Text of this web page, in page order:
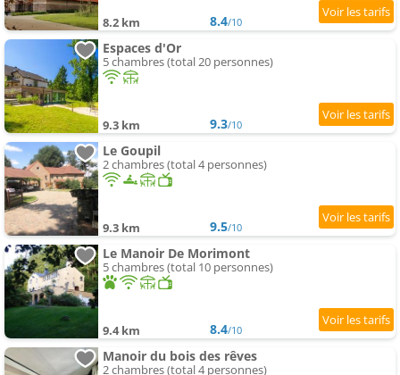
8.2 km 8.4/10
Espaces d'Or
5 chambres (total 20 personnes)
9.3 km 9.3/10
Le Goupil
2 chambres (total 4 personnes)
9.3 km 9.5/10
Le Manoir De Morimont
5 chambres (total 10 personnes)
9.4 km 8.4/10
Manoir du bois des rêves
2 chambres (total 4 personnes)